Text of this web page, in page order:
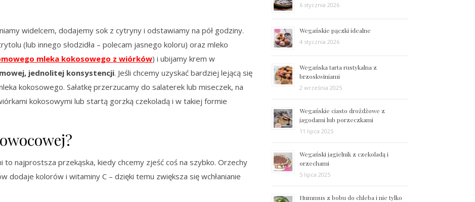
widelcem, dodajemy sok z cytryny i odstawiamy na pół godziny.
(lub innego słodzidła – polecam jasnego koloru) oraz mleko
mleka kokosowego z wiórków) i ubijamy krem w
jednolitej konsystencji. Jeśli chcemy uzyskać bardziej lejącą się
kokosowego. Sałatkę przerzucamy do salaterek lub miseczek, na
kokosowymi lub startą gorzką czekoladą i w takiej formie
to najprostsza przekąska, kiedy chcemy zjeść coś na szybko. Orzechy
dodaje kolorów i witaminy C – dzięki temu zwiększa się wchłanianie
6 stycznia 2026
Wegańskie pączki idealne
4 stycznia 2026
Wegańska tarta rustykalna z
brzoskwiniami
2 września 2025
Wegańskie ciasto drożdżowe z
jagodami lub porzeczkami
11 lipca 2025
Wegański jagielnik z czekoladą i
orzechami
5 lipca 2025
Hummus z bobu do chleba i nie tylko